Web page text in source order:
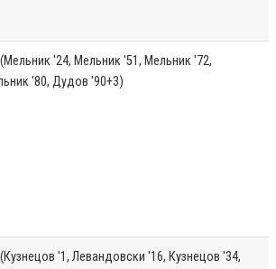
'24, Мельник '51, Мельник '72,
'80, Дудов '90+3)
'1, Левандовски '16, Кузнецов '34,